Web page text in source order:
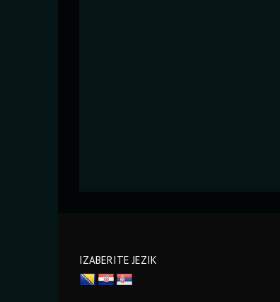
IZABERITE JEZIK